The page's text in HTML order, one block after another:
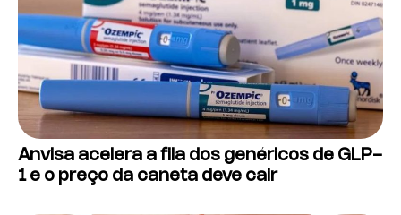
Anvisa acelera a fila dos genéricos de GLP-
1 e o preço da caneta deve cair